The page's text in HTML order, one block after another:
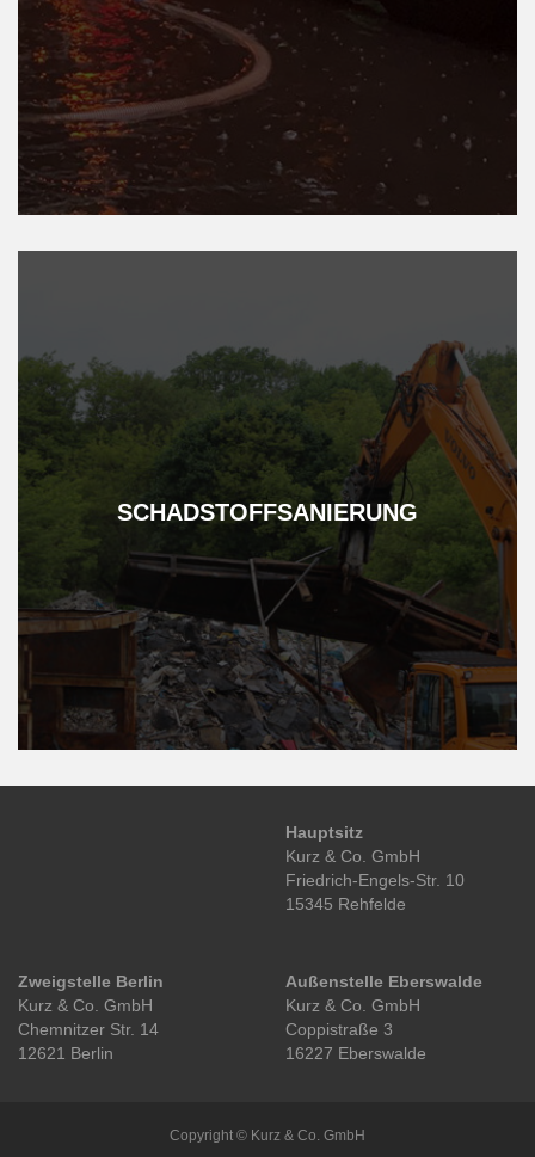
SCHAD­STOFF­SANIERUNG
Hauptsitz
Kurz & Co. GmbH
Friedrich-Engels-Str. 10
15345 Rehfelde
Zweigstelle Berlin
Kurz & Co. GmbH
Chemnitzer Str. 14
12621 Berlin
Außenstelle Eberswalde
Kurz & Co. GmbH
Coppistraße 3
16227 Eberswalde
Copyright © Kurz & Co. GmbH